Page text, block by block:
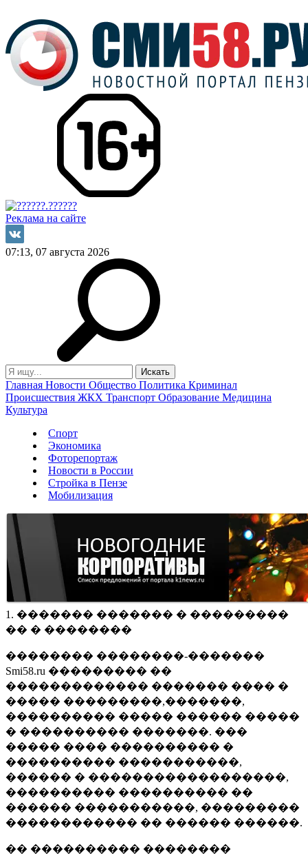
Реклама на сайте
07:13, 07 августа 2026
Главная Новости Общество Политика Криминал
Происшествия ЖКХ Транспорт Образование Медицина
Культура
Спорт
Экономика
Фоторепортаж
Новости в России
Стройка в Пензе
Мобилизация
1. ������� ������� � ���������
�� � ��������
�������� ��������-�������
Smi58.ru ��������� ��
������������� ������� ���� �
����� ���������,�������,
���������� ����� ������ �����
� ���������� �������. ���
����� ���� ���������� �
���������� �����������,
������ � ������������������,
���������� ���������� ��
������ �����������, ���������
������������ �� ������ ������.
�� ���������� ��������